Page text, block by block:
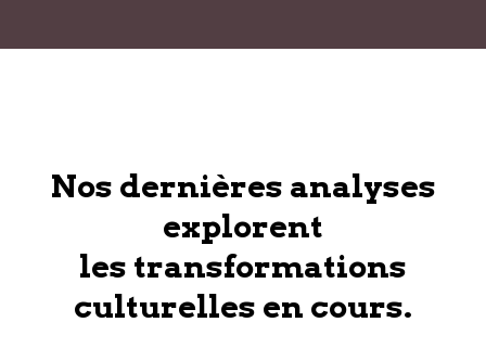
Nos dernières analyses
explorent
les transformations
culturelles en cours.